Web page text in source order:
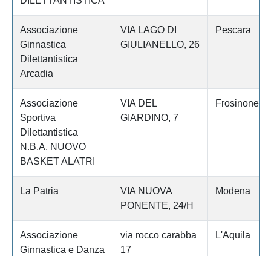
Associazione
Ginnastica
Dilettantistica
Arcadia
VIA LAGO DI
GIULIANELLO, 26
Pescara
Associazione
Sportiva
Dilettantistica
N.B.A. NUOVO
BASKET ALATRI
VIA DEL
GIARDINO, 7
Frosinone
La Patria
VIA NUOVA
PONENTE, 24/H
Modena
Associazione
Ginnastica e Danza
via rocco carabba
17
L'Aquila